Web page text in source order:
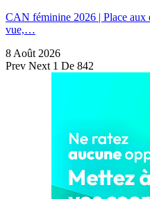
CAN féminine 2026 | Place aux
vue,…
8 Août 2026
Prev Next 1 De 842